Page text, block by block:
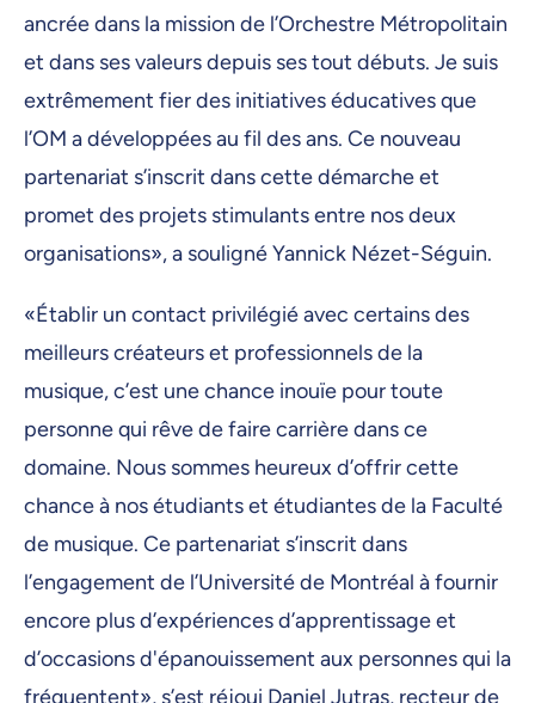
ancrée dans la mission de l’Orchestre Métropolitain
et dans ses valeurs depuis ses tout débuts. Je suis
extrêmement fier des initiatives éducatives que
l’OM a développées au fil des ans. Ce nouveau
partenariat s’inscrit dans cette démarche et
promet des projets stimulants entre nos deux
organisations», a souligné Yannick Nézet-Séguin.
«Établir un contact privilégié avec certains des
meilleurs créateurs et professionnels de la
musique, c’est une chance inouïe pour toute
personne qui rêve de faire carrière dans ce
domaine. Nous sommes heureux d’offrir cette
chance à nos étudiants et étudiantes de la Faculté
de musique. Ce partenariat s’inscrit dans
l’engagement de l’Université de Montréal à fournir
encore plus d’expériences d’apprentissage et
d’occasions d'épanouissement aux personnes qui la
fréquentent», s’est réjoui Daniel Jutras, recteur de